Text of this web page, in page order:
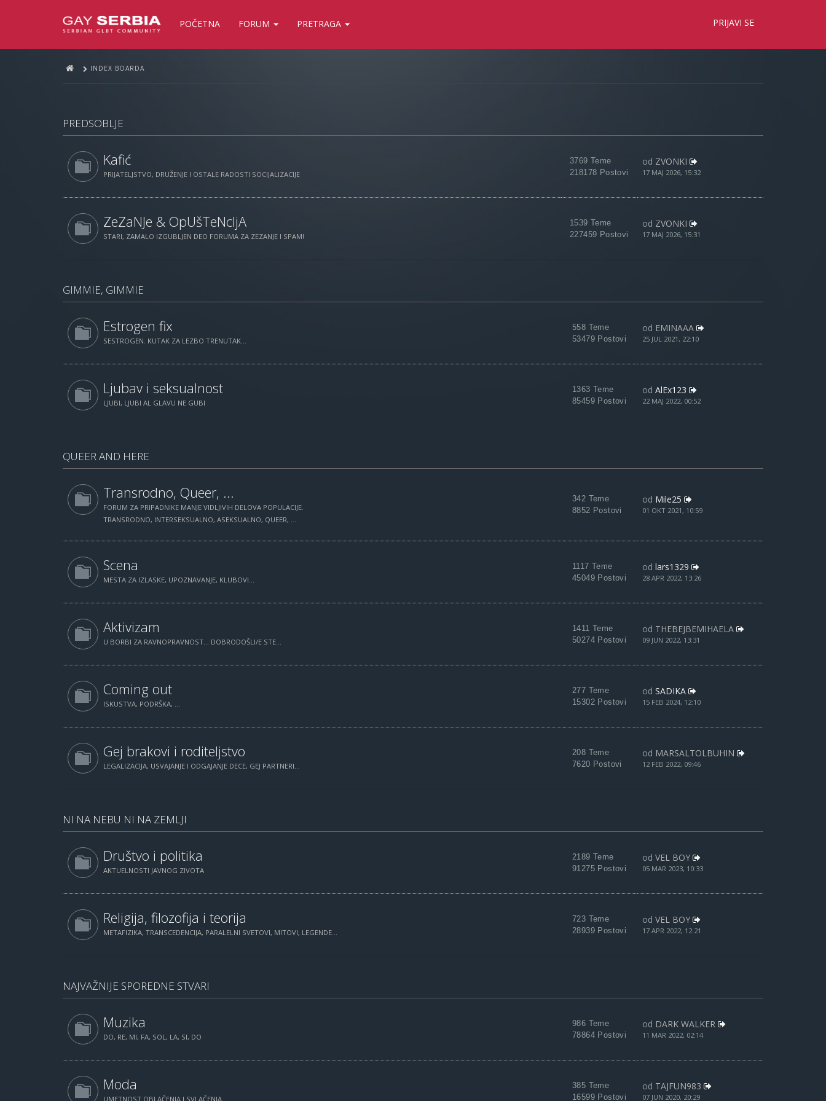
POČETNA FORUM PRETRAGA PRIJAVI SE
INDEX BOARDA
PREDSOBLJE
Kafić
PRIJATELJSTVO, DRUŽENJE I OSTALE RADOSTI SOCIJALIZACIJE
3769 Teme
218178 Postovi
od ZVONKI
17 MAJ 2026, 15:32
ZeZaNJe & OpUšTeNcIjA
STARI, ZAMALO IZGUBLJEN DEO FORUMA ZA ZEZANJE I SPAM!
1539 Teme
227459 Postovi
od ZVONKI
17 MAJ 2026, 15:31
GIMMIE, GIMMIE
Estrogen fix
SESTROGEN. KUTAK ZA LEZBO TRENUTAK...
558 Teme
53479 Postovi
od EMINAAA
25 JUL 2021, 22:10
Ljubav i seksualnost
LJUBI, LJUBI AL GLAVU NE GUBI
1363 Teme
85459 Postovi
od AlEx123
22 MAJ 2022, 00:52
QUEER AND HERE
Transrodno, Queer, ...
FORUM ZA PRIPADNIKE MANJE VIDLJIVIH DELOVA POPULACIJE.
TRANSRODNO, INTERSEKSUALNO, ASEKSUALNO, QUEER, ...
342 Teme
8852 Postovi
od Mile25
01 OKT 2021, 10:59
Scena
MESTA ZA IZLASKE, UPOZNAVANJE, KLUBOVI...
1117 Teme
45049 Postovi
od lars1329
28 APR 2022, 13:26
Aktivizam
U BORBI ZA RAVNOPRAVNOST... DOBRODOŠLI/E STE...
1411 Teme
50274 Postovi
od THEBEJBEMIHAELA
09 JUN 2022, 13:31
Coming out
ISKUSTVA, PODRŠKA, ...
277 Teme
15302 Postovi
od SADIKA
15 FEB 2024, 12:10
Gej brakovi i roditeljstvo
LEGALIZACIJA, USVAJANJE I ODGAJANJE DECE, GEJ PARTNERI...
208 Teme
7620 Postovi
od MARSALTOLBUHIN
12 FEB 2022, 09:46
NI NA NEBU NI NA ZEMLJI
Društvo i politika
AKTUELNOSTI JAVNOG ZIVOTA
2189 Teme
91275 Postovi
od VEL BOY
05 MAR 2023, 10:33
Religija, filozofija i teorija
METAFIZIKA, TRANSCEDENCIJA, PARALELNI SVETOVI, MITOVI, LEGENDE...
723 Teme
28939 Postovi
od VEL BOY
17 APR 2022, 12:21
NAJVAŽNIJE SPOREDNE STVARI
Muzika
DO, RE, MI, FA, SOL, LA, SI, DO
986 Teme
78864 Postovi
od DARK WALKER
11 MAR 2022, 02:14
Moda
UMETNOST OBLAČENJA I SVLAČENJA
385 Teme
16599 Postovi
od TAJFUN983
07 JUN 2020, 20:29